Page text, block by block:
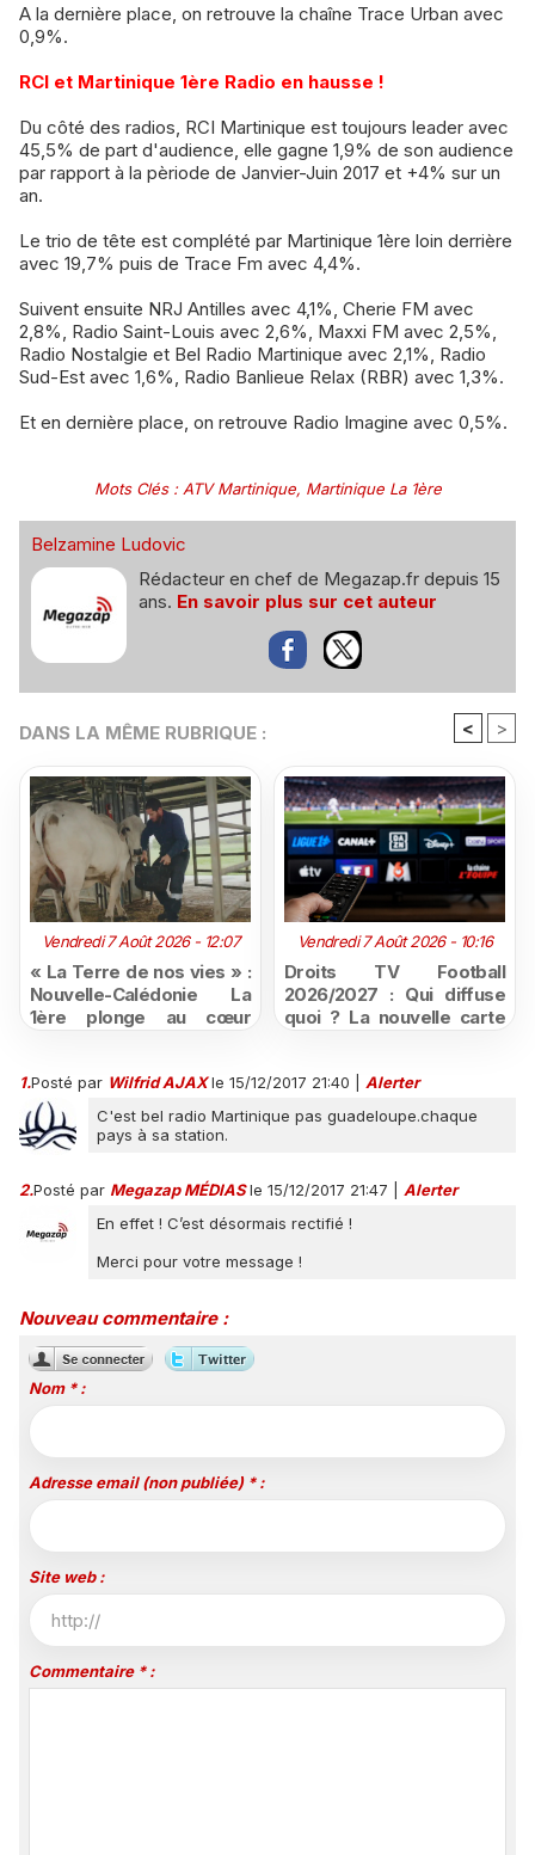
A la dernière place, on retrouve la chaîne Trace Urban avec
0,9%.
RCI et Martinique 1ère Radio en hausse !
Du côté des radios, RCI Martinique est toujours leader avec
45,5% de part d'audience, elle gagne 1,9% de son audience
par rapport à la pèriode de Janvier-Juin 2017 et +4% sur un
an.
Le trio de tête est complété par Martinique 1ère loin derrière
avec 19,7% puis de Trace Fm avec 4,4%.
​Suivent ensuite NRJ Antilles avec 4,1%, Cherie FM avec
2,8%, Radio Saint-Louis avec 2,6%, Maxxi FM avec 2,5%,
Radio Nostalgie et Bel Radio Martinique avec 2,1%, Radio
Sud-Est avec 1,6%, Radio Banlieue Relax (RBR) avec 1,3%.
Et en dernière place, on retrouve Radio Imagine avec 0,5%.
Mots Clés: ATV Martinique, Martinique La 1ère
Belzamine Ludovic
Rédacteur en chef de Megazap.fr depuis 15
ans. En savoir plus sur cet auteur
DANS LA MÊME RUBRIQUE : < >
Vendredi 7 Août 2026 - 12:07
« La Terre de nos vies » :
Nouvelle-Calédonie La
1ère plonge au cœur
Vendredi 7 Août 2026 - 10:16
Droits TV Football
2026/2027 : Qui diffuse
quoi ? La nouvelle carte
1.Posté par Wilfrid AJAXle 15/12/2017 21:40
Alerter
C'est bel radio Martinique pas guadeloupe.chaque
pays à sa station.
2.Posté par Megazap MÉDIASle 15/12/2017 21:47
Alerter
En effet ! C’est désormais rectifié !
Merci pour votre message !
Nouveau commentaire :
Nom * :
Adresse email (non publiée) * :
Site web :
Commentaire * :